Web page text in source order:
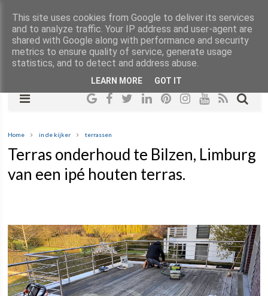
Home in de kijker terrassen
Terras onderhoud te Bilzen, Limburg
van een ipé houten terras.
This site uses cookies from Google to deliver its services
and to analyze traffic. Your IP address and user-agent are
shared with Google along with performance and security
metrics to ensure quality of service, generate usage
statistics, and to detect and address abuse.
LEARN MORE GOT IT